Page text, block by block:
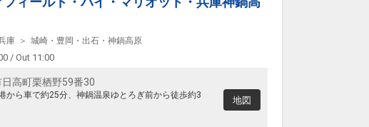
庫 城崎・豊岡・出石・神鍋高原
/ Out 11:00
日高町栗栖野59番30
から車で約25分、神鍋温泉ゆとろぎ前から徒歩約3
地図